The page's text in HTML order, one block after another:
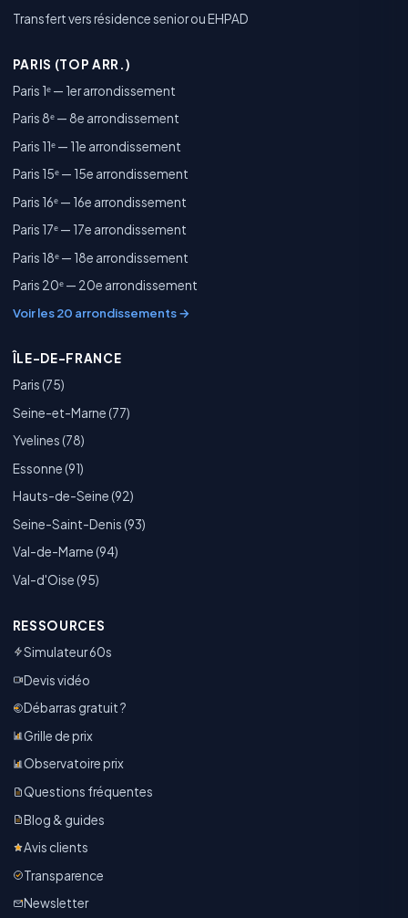
Transfert vers résidence senior ou EHPAD
PARIS (TOP ARR.)
Paris 1ᵉ — 1er arrondissement
Paris 8ᵉ — 8e arrondissement
Paris 11ᵉ — 11e arrondissement
Paris 15ᵉ — 15e arrondissement
Paris 16ᵉ — 16e arrondissement
Paris 17ᵉ — 17e arrondissement
Paris 18ᵉ — 18e arrondissement
Paris 20ᵉ — 20e arrondissement
Voir les 20 arrondissements →
ÎLE-DE-FRANCE
Paris (75)
Seine-et-Marne (77)
Yvelines (78)
Essonne (91)
Hauts-de-Seine (92)
Seine-Saint-Denis (93)
Val-de-Marne (94)
Val-d'Oise (95)
RESSOURCES
Simulateur 60s
Devis vidéo
Débarras gratuit ?
Grille de prix
Observatoire prix
Questions fréquentes
Blog & guides
Avis clients
Transparence
Newsletter